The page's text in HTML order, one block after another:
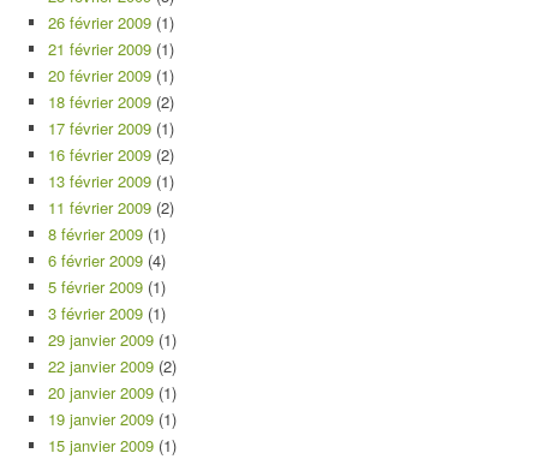
26 février 2009 (1)
21 février 2009 (1)
20 février 2009 (1)
18 février 2009 (2)
17 février 2009 (1)
16 février 2009 (2)
13 février 2009 (1)
11 février 2009 (2)
8 février 2009 (1)
6 février 2009 (4)
5 février 2009 (1)
3 février 2009 (1)
29 janvier 2009 (1)
22 janvier 2009 (2)
20 janvier 2009 (1)
19 janvier 2009 (1)
15 janvier 2009 (1)